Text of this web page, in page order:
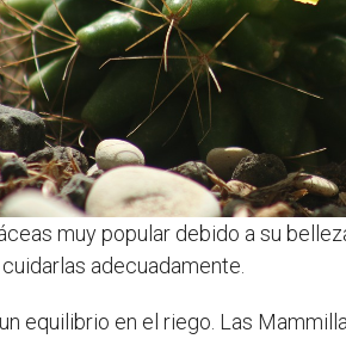
muy popular debido a su
adecuadamente.
equilibrio en el riego. Las